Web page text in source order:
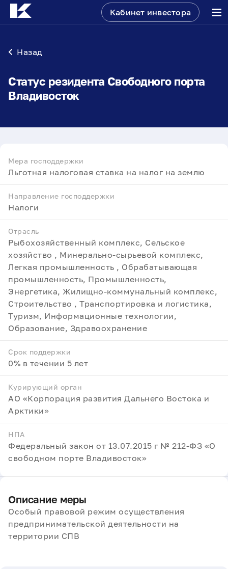
Кабинет инвестора
Назад
Статус резидента Свободного порта
Владивосток
Описание меры
Особый правовой режим осуществления
предпринимательской деятельности на
территории СПВ
Мера господдержки
Льготная налоговая ставка на налог на землю
Направление господдержки
Налоги
Отрасль
Рыбохозяйственный комплекс, Сельское
хозяйство , Минерально-сырьевой комплекс,
Легкая промышленность , Обрабатывающая
промышленность, Промышленность,
Энергетика, Жилищно-коммунальный комплекс,
Строительство , Транспортировка и логистика,
Туризм, Информационные технологии,
Образование, Здравоохранение
Срок поддержки
0% в течении 5 лет
Курирующий орган
АО «Корпорация развития Дальнего Востока и
Арктики»
НПА
Федеральный закон от 13.07.2015 г № 212-ФЗ «О
свободном порте Владивосток»